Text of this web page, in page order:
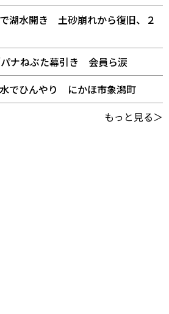
湖水開き 土砂崩れから復旧、２
ナねぶた幕引き 会員ら涙
でひんやり にかほ市象潟町
もっと見る＞